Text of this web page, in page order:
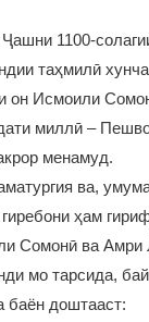
1100-
таҳмилӣ
он Исмоили
миллӣ –
менамуд.
ва,
ҳам
Сомонӣ ва Амри
мо тарсида,
баён доштааст: